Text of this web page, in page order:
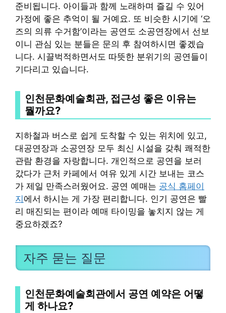
준비됩니다. 아이들과 함께 노래하며 즐길 수 있어
가정에 좋은 추억이 될 거예요. 또 비슷한 시기에 ‘오
즈의 의류 수거함’이라는 공연도 소공연장에서 선보
이니 관심 있는 분들은 문의 후 참여하시면 좋겠습
니다. 시끌벅적하면서도 따뜻한 분위기의 공연들이
기다리고 있습니다.
인천문화예술회관, 접근성 좋은 이유는
뭘까요?
지하철과 버스로 쉽게 도착할 수 있는 위치에 있고,
대공연장과 소공연장 모두 최신 시설을 갖춰 쾌적한
관람 환경을 자랑합니다. 개인적으로 공연을 보러
갔다가 근처 카페에서 여유 있게 시간 보내는 코스
가 제일 만족스러웠어요. 공연 예매는 공식 홈페이
지에서 하시는 게 가장 편리합니다. 인기 공연은 빨
리 매진되는 편이라 예매 타이밍을 놓치지 않는 게
중요하겠죠?
자주 묻는 질문
인천문화예술회관에서 공연 예약은 어떻
게 하나요?